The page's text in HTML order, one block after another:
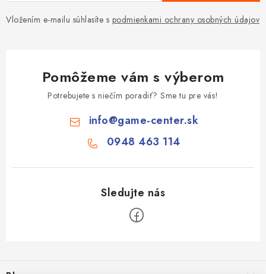
Vložením e-mailu súhlasíte s podmienkami ochrany osobných údajov
Pomôžeme vám s výberom
Potrebujete s niečím poradiť? Sme tu pre vás!
info@game-center.sk
0948 463 114